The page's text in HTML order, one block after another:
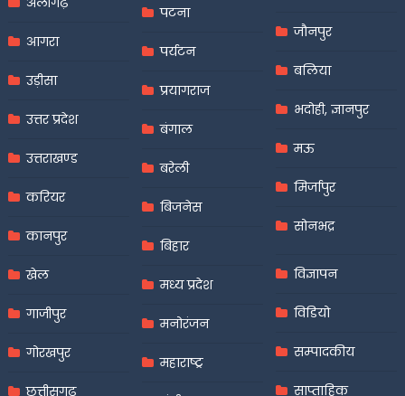
आगरा
उड़ीसा
उत्तर प्रदेश
उत्तराखण्ड
करियर
कानपुर
खेल
गाजीपुर
गोरखपुर
छत्तीसगढ़
पटना
पर्यटन
प्रयागराज
बंगाल
बरेली
बिजनेस
बिहार
मध्य प्रदेश
मनोरंजन
महाराष्ट्र
जौनपुर
बलिया
भदोही, ज्ञानपुर
मऊ
मिर्जापुर
सोनभद्र
विज्ञापन
विडियो
सम्पादकीय
साप्ताहिक